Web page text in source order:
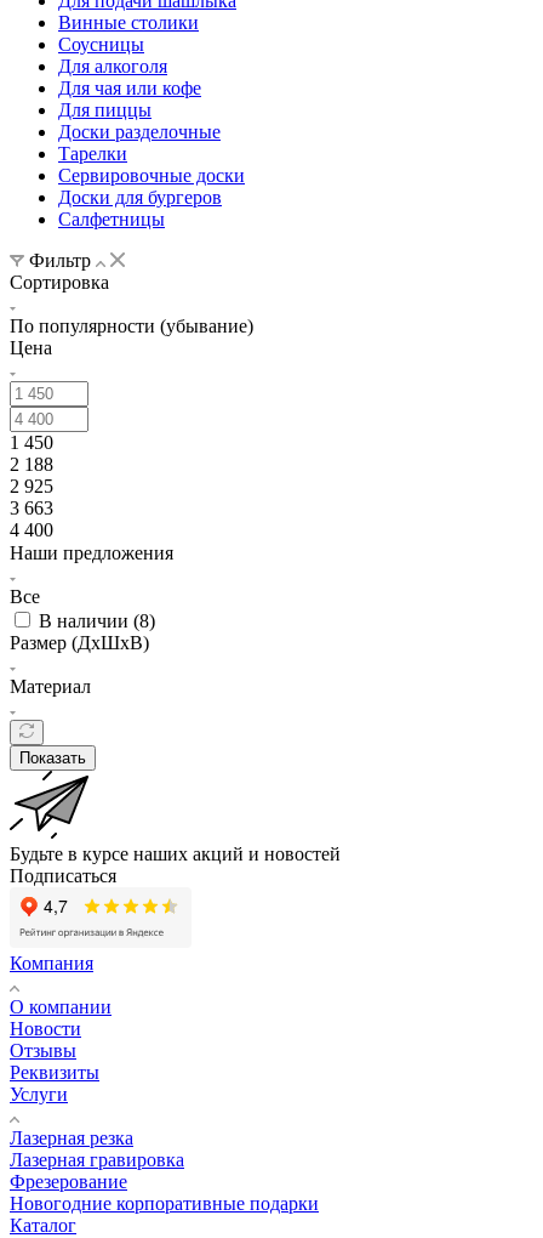
Винные столики
Соусницы
Для алкоголя
Для чая или кофе
Для пиццы
Доски разделочные
Тарелки
Сервировочные доски
Доски для бургеров
Салфетницы
Фильтр
Сортировка
По популярности (убывание)
Цена
1 450
2 188
2 925
3 663
4 400
Наши предложения
Все
В наличии (8)
Размер (ДxШxВ)
Материал
Показать
Будьте в курсе наших акций и новостей
Подписаться
Компания
О компании
Новости
Отзывы
Реквизиты
Услуги
Лазерная резка
Лазерная гравировка
Фрезерование
Новогодние корпоративные подарки
Каталог